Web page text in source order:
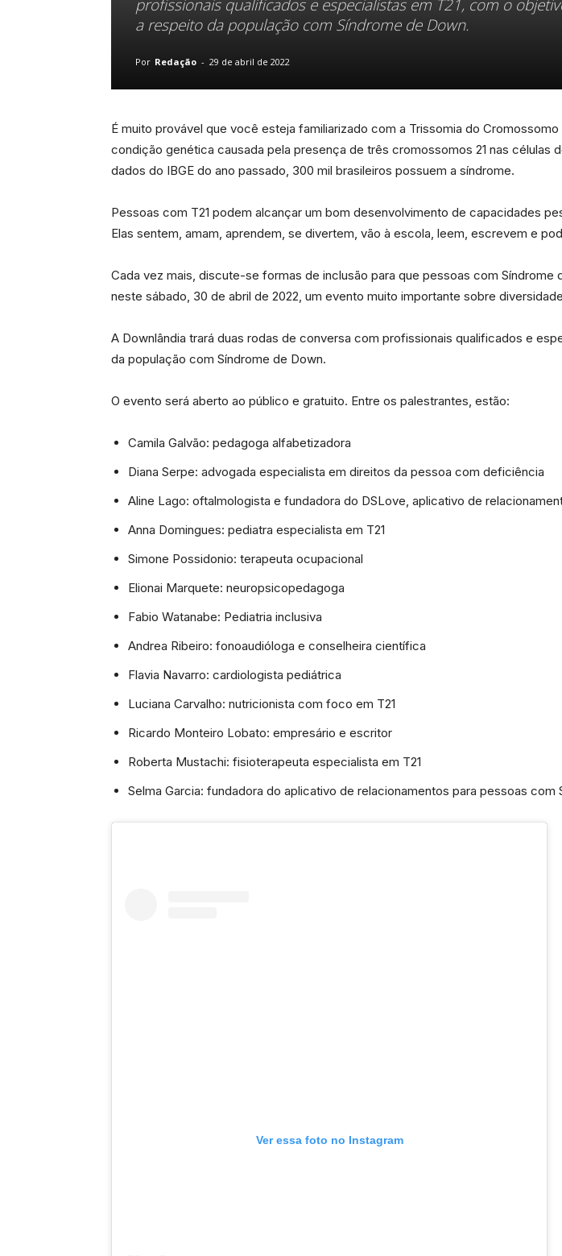
de
profissionais qualificados e especialistas em T21, com o
a respeito da população com Síndrome de Down.
Por Redação - 29 de abril de 2022
É muito provável que você esteja familiarizado com a Trissomia do
condição genética causada pela presença de três cromossomos 21 nas
dados do IBGE do ano passado, 300 mil brasileiros possuem a síndrome.
Pessoas com T21 podem alcançar um bom desenvolvimento de capacidades
Elas sentem, amam, aprendem, se divertem, vão à escola, leem, escrevem e
Cada vez mais, discute-se formas de inclusão para que pessoas com
neste sábado, 30 de abril de 2022, um evento muito importante sobre
A Downlândia trará duas rodas de conversa com profissionais qualificados e
da população com Síndrome de Down.
O evento será aberto ao público e gratuito. Entre os palestrantes, estão:
Camila Galvão: pedagoga alfabetizadora
Diana Serpe: advogada especialista em direitos da pessoa com deficiência
Aline Lago: oftalmologista e fundadora do DSLove, aplicativo de
Anna Domingues: pediatra especialista em T21
Simone Possidonio: terapeuta ocupacional
Elionai Marquete: neuropsicopedagoga
Fabio Watanabe: Pediatria inclusiva
Andrea Ribeiro: fonoaudióloga e conselheira científica
Flavia Navarro: cardiologista pediátrica
Luciana Carvalho: nutricionista com foco em T21
Ricardo Monteiro Lobato: empresário e escritor
Roberta Mustachi: fisioterapeuta especialista em T21
Selma Garcia: fundadora do aplicativo de relacionamentos para pessoas com
Ver essa foto no Instagram